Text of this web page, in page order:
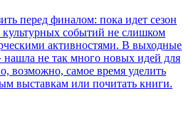
перед финалом: пока идет сезон
культурных событий не слишком
активностями. В выходные
нашла не так много новых идей для
возможно, самое время уделить
выставкам или почитать книги.